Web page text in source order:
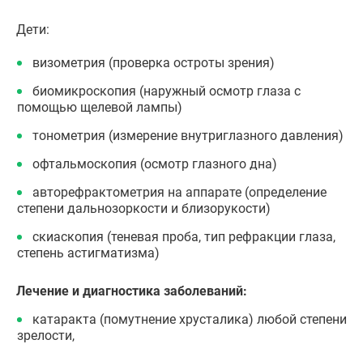
Дети:
визометрия (проверка остроты зрения)
биомикроскопия (наружный осмотр глаза с
помощью щелевой лампы)
тонометрия (измерение внутриглазного давления)
офтальмоскопия (осмотр глазного дна)
авторефрактометрия на аппарате (определение
степени дальнозоркости и близорукости)
скиаскопия (теневая проба, тип рефракции глаза,
степень астигматизма)
Лечение и диагностика заболеваний:
катаракта (помутнение хрусталика) любой степени
зрелости,